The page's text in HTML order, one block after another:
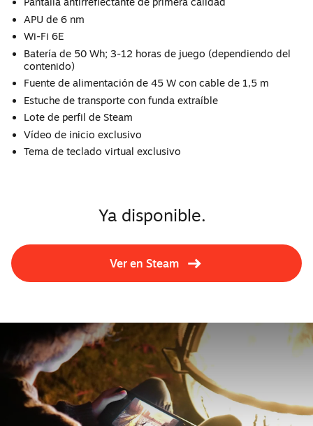
APU de 6 nm
Wi-Fi 6E
Batería de 50 Wh; 3-12 horas de juego (dependiendo del
contenido)
Fuente de alimentación de 45 W con cable de 1,5 m
Estuche de transporte con funda extraíble
Lote de perfil de Steam
Vídeo de inicio exclusivo
Tema de teclado virtual exclusivo
Ya disponible.
Ver en Steam